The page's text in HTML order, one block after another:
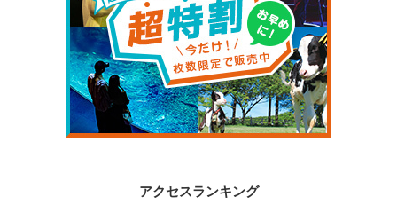
アクセスランキング